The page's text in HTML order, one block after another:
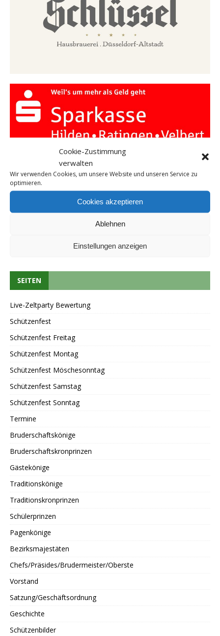
Cookie-Zustimmung
verwalten
Wir verwenden Cookies, um unsere Website und unseren Service zu
optimieren.
Cookies akzeptieren
Ablehnen
Einstellungen anzeigen
SEITEN
Live-Zeltparty Bewertung
Schützenfest
Schützenfest Freitag
Schützenfest Montag
Schützenfest Möschesonntag
Schützenfest Samstag
Schützenfest Sonntag
Termine
Bruderschaftskönige
Bruderschaftskronprinzen
Gästekönige
Traditionskönige
Traditionskronprinzen
Schülerprinzen
Pagenkönige
Bezirksmajestäten
Chefs/Präsides/Brudermeister/Oberste
Vorstand
Satzung/Geschäftsordnung
Geschichte
Schützenbilder